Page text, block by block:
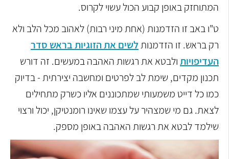
המתוחזק באופן קבוע הכול עשוי לקרוס.
ט"ו באב זו הזדמנות (אחת מיני רבות) לאהוב מכל הלב ולא
רק בראש. זו הזדמנותלשים את הזוגיות בראש סדר
העדיפויותולבטא את רגשות האהבה במעשים. זה דורש
תכנון מקדים, שימת לב לפרטים ומחשבה יצירתית - בדיוק
כמו כל דייט משמעותי שמתכוננים אליו כשרק מתחילים
לצאת. גם מי שמצהיר על עצמו שאינו רומנטיקן, יכול ורצוי
שילמד לבטא את רגשות האהבה באופן מספק.